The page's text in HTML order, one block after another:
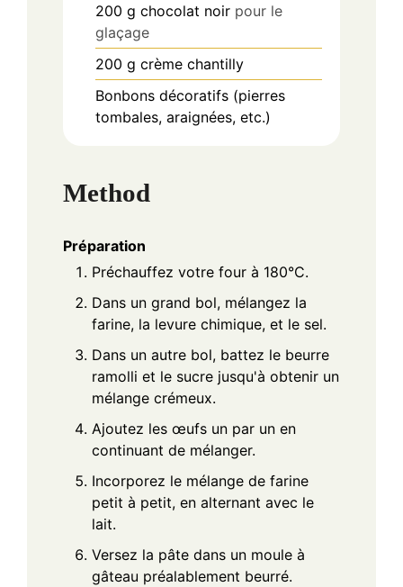
200 g chocolat noir pour le
glaçage
200 g crème chantilly
Bonbons décoratifs (pierres
tombales, araignées, etc.)
Method
Préparation
Préchauffez votre four à 180°C.
Dans un grand bol, mélangez la
farine, la levure chimique, et le sel.
Dans un autre bol, battez le beurre
ramolli et le sucre jusqu'à obtenir un
mélange crémeux.
Ajoutez les œufs un par un en
continuant de mélanger.
Incorporez le mélange de farine
petit à petit, en alternant avec le
lait.
Versez la pâte dans un moule à
gâteau préalablement beurré.